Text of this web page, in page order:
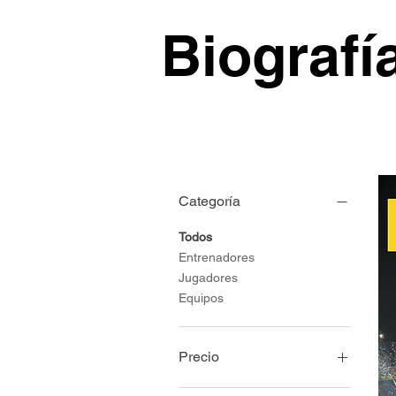
Categoría
Todos
Entrenadores
Jugadores
Equipos
Precio